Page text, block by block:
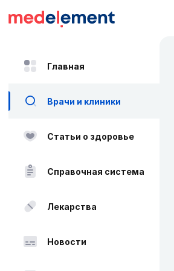
Главная
Врачи и клиники
Статьи о здоровье
Справочная система
Лекарства
Новости